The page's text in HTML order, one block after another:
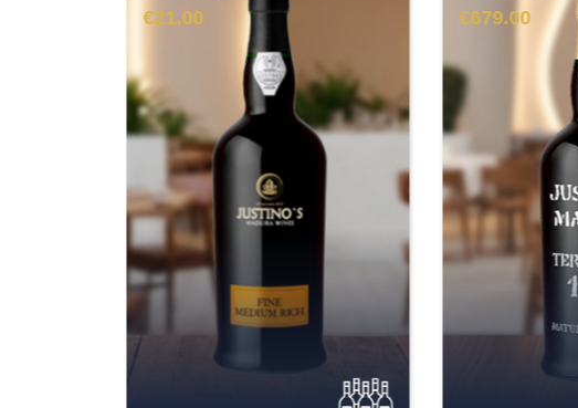
€21.00
€679.00